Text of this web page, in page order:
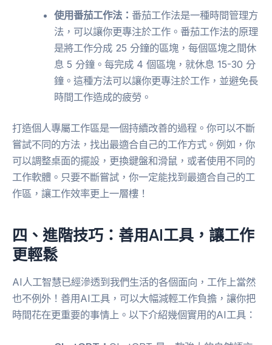
使用番茄工作法： 番茄工作法是一種時間管理方
法，可以讓你更專注於工作。番茄工作法的原理
是將工作分成 25 分鐘的區塊，每個區塊之間休
息 5 分鐘。每完成 4 個區塊，就休息 15-30 分
鐘。這種方法可以讓你更專注於工作，並避免長
時間工作造成的疲勞。
打造個人專屬工作區是一個持續改善的過程。你可以不斷
嘗試不同的方法，找出最適合自己的工作方式。例如，你
可以調整桌面的擺設，更換鍵盤和滑鼠，或者使用不同的
工作軟體。只要不斷嘗試，你一定能找到最適合自己的工
作區，讓工作效率更上一層樓！
四、進階技巧：善用AI工具，讓工作
更輕鬆
AI人工智慧已經滲透到我們生活的各個面向，工作上當然
也不例外！善用AI工具，可以大幅減輕工作負擔，讓你把
時間花在更重要的事情上。以下介紹幾個實用的AI工具：